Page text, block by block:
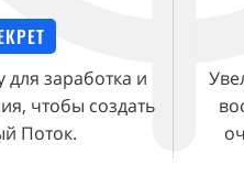
заработка и
чтобы создать
Поток.